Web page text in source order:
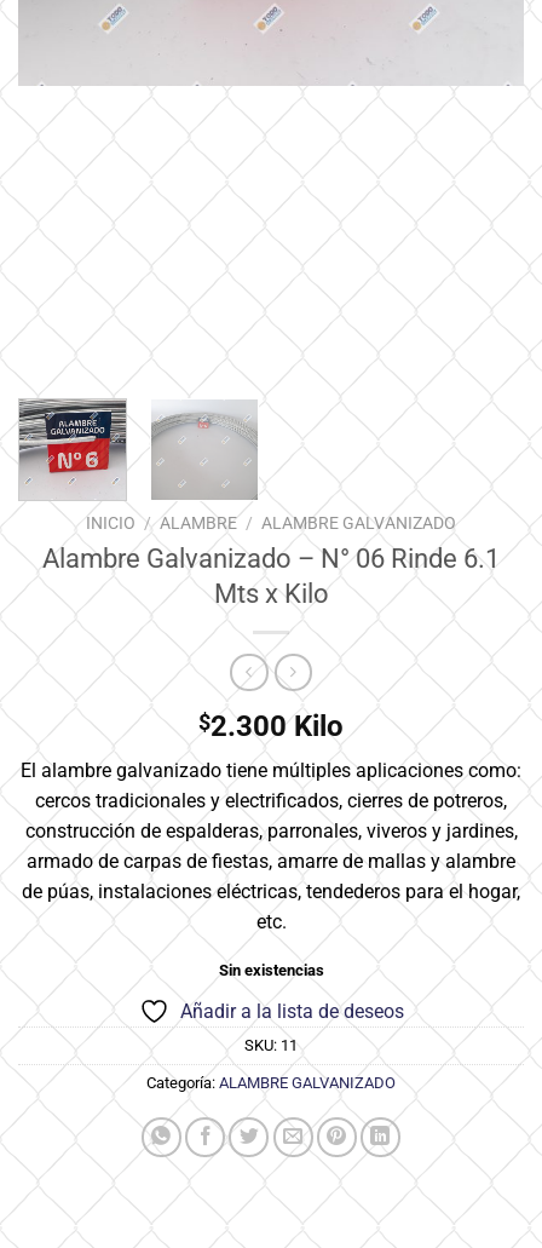
INICIO / ALAMBRE / ALAMBRE GALVANIZADO
Alambre Galvanizado – N° 06 Rinde 6.1
Mts x Kilo
$2.300Kilo
El alambre galvanizado tiene múltiples aplicaciones como:
cercos tradicionales y electrificados, cierres de potreros,
construcción de espalderas, parronales, viveros y jardines,
armado de carpas de fiestas, amarre de mallas y alambre
de púas, instalaciones eléctricas, tendederos para el hogar,
etc.
Sin existencias
Añadir a la lista de deseos
SKU: 11
Categoría: ALAMBRE GALVANIZADO